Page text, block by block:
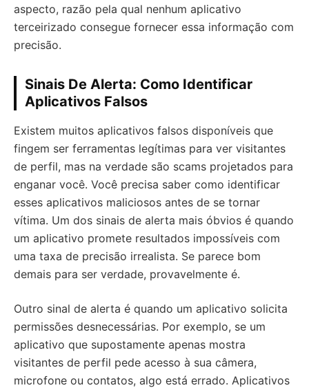
aspecto, razão pela qual nenhum aplicativo
terceirizado consegue fornecer essa informação com
precisão.
Sinais De Alerta: Como Identificar
Aplicativos Falsos
Existem muitos aplicativos falsos disponíveis que
fingem ser ferramentas legítimas para ver visitantes
de perfil, mas na verdade são scams projetados para
enganar você. Você precisa saber como identificar
esses aplicativos maliciosos antes de se tornar
vítima. Um dos sinais de alerta mais óbvios é quando
um aplicativo promete resultados impossíveis com
uma taxa de precisão irrealista. Se parece bom
demais para ser verdade, provavelmente é.
Outro sinal de alerta é quando um aplicativo solicita
permissões desnecessárias. Por exemplo, se um
aplicativo que supostamente apenas mostra
visitantes de perfil pede acesso à sua câmera,
microfone ou contatos, algo está errado. Aplicativos